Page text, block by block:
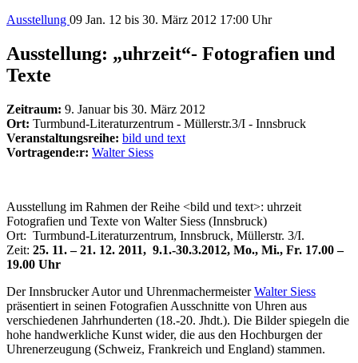
Ausstellung 09 Jan. 12 bis 30. März 2012 17:00 Uhr
Ausstellung: „uhrzeit“- Fotografien und
Texte
Zeitraum: 9. Januar bis 30. März 2012
Ort: Turmbund-Literaturzentrum - Müllerstr.3/I - Innsbruck
Veranstaltungsreihe: bild und text
Vortragende:r: Walter Siess
Ausstellung im Rahmen der Reihe <bild und text>: uhrzeit
Fotografien und Texte von Walter Siess (Innsbruck)
Ort: Turmbund-Literaturzentrum, Innsbruck, Müllerstr. 3/I.
Zeit: 25. 11. – 21. 12. 2011, 9.1.-30.3.2012, Mo., Mi., Fr. 17.00 –
19.00 Uhr
Der Innsbrucker Autor und UhrenmachermeisterWalter Siess
präsentiert in seinen Fotografien Ausschnitte von Uhren aus
verschiedenen Jahrhunderten (18.-20. Jhdt.). Die Bilder spiegeln die
hohe handwerkliche Kunst wider, die aus den Hochburgen der
Uhrenerzeugung (Schweiz, Frankreich und England) stammen.